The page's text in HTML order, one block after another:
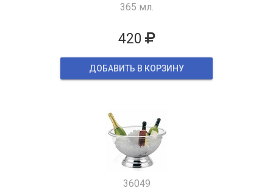
365 мл.
420
ДОБАВИТЬ В КОРЗИНУ
36049